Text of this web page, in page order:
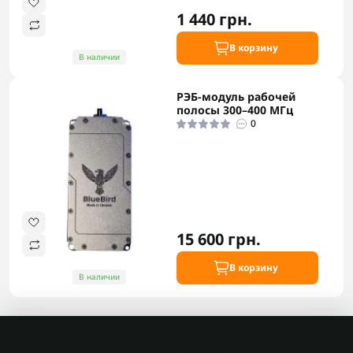
В наличии
1 440 грн.
В корзину
В наличии
РЭБ-модуль рабочей
полосы 300–400 МГц
0
15 600 грн.
В корзину